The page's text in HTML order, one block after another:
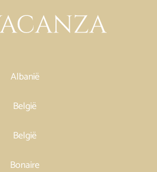
Albanië
België
België
Bonaire